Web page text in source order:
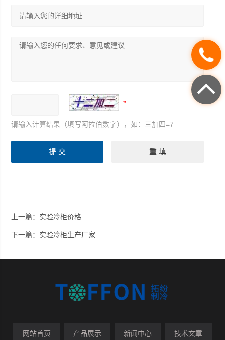
请输入计算结果（填写阿拉伯数字），如：三加四=7
上一篇： 实验冷柜价格
下一篇： 实验冷柜生产厂家
网站首页 产品展示 新闻中心 技术文章